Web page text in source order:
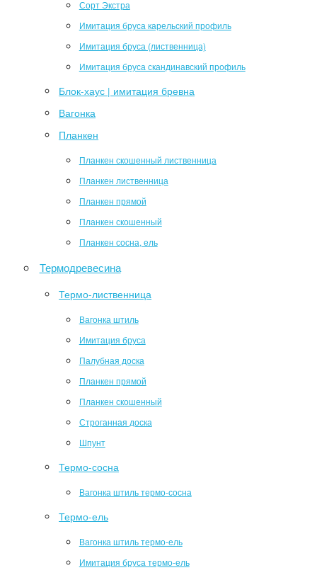
Сорт Экстра
Имитация бруса карельский профиль
Имитация бруса (лиственница)
Имитация бруса скандинавский профиль
Блок-хаус | имитация бревна
Вагонка
Планкен
Планкен скошенный лиственница
Планкен лиственница
Планкен прямой
Планкен скошенный
Планкен сосна, ель
Термодревесина
Термо-лиственница
Вагонка штиль
Имитация бруса
Палубная доска
Планкен прямой
Планкен скошенный
Строганная доска
Шпунт
Термо-сосна
Вагонка штиль термо-сосна
Термо-ель
Вагонка штиль термо-ель
Имитация бруса термо-ель